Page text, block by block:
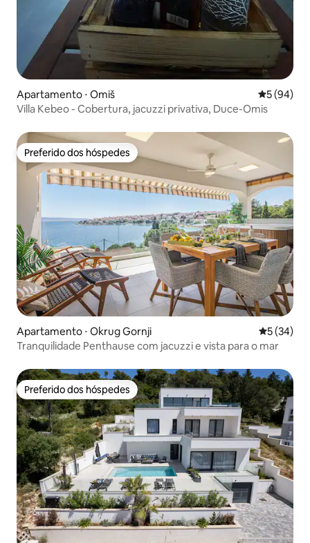
Apartamento ⋅ Omiš 5 de uma
5 (94)
Villa Kebeo - Cobertura, jacuzzi privativa, Duce-Omis
Preferido dos hóspedes
Preferido dos hóspedes
Apartamento ⋅ Okrug Gornji 5 de uma
5 (34)
Tranquilidade Penthause com jacuzzi e vista para o mar
Preferido dos hóspedes
Preferido dos hóspedes